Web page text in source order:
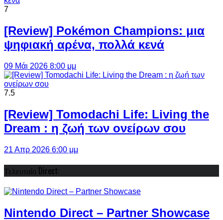
7
[Review] Pokémon Champions: μια
ψηφιακή αρένα, πολλά κενά
09 Μάι 2026 8:00 μμ
7.5
[Review] Tomodachi Life: Living the
Dream : η ζωή των ονείρων σου
21 Απρ 2026 6:00 μμ
Τελευταίο Direct:
Nintendo Direct – Partner Showcase